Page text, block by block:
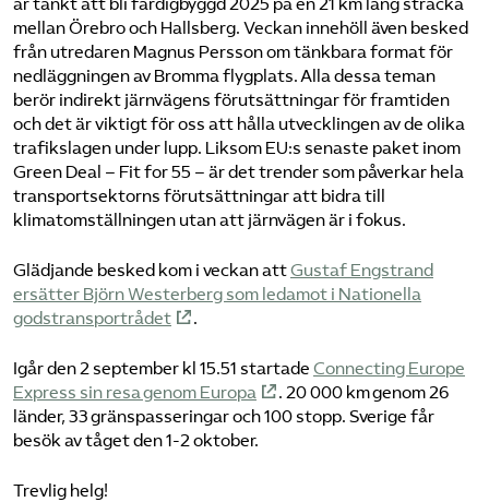
är tänkt att bli färdigbyggd 2025 på en 21 km lång sträcka
mellan Örebro och Hallsberg. Veckan innehöll även besked
från utredaren Magnus Persson om tänkbara format för
nedläggningen av Bromma flygplats. Alla dessa teman
berör indirekt järnvägens förutsättningar för framtiden
och det är viktigt för oss att hålla utvecklingen av de olika
trafikslagen under lupp. Liksom EU:s senaste paket inom
Green Deal – Fit for 55 – är det trender som påverkar hela
transportsektorns förutsättningar att bidra till
klimatomställningen utan att järnvägen är i fokus.
Glädjande besked kom i veckan attGustaf Engstrand
ersätter Björn Westerberg som ledamot i Nationella
godstransportrådet
.
Igår den 2 september kl 15.51 startade Connecting Europe
Express sin resa genom Europa
. 20 000 km genom 26
länder, 33 gränspasseringar och 100 stopp. Sverige får
besök av tåget den 1-2 oktober.
Trevlig helg!